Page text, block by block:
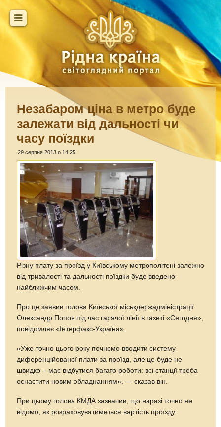
Незабаром ціна в метро буде
залежати від дальності чи
часу поїздки
29 серпня 2013 о 14:25
Різну плату за проїзд у Київському метрополітені залежно
від тривалості та дальності поїздки буде введено
найближчим часом.
Про це заявив голова Київської міськдержадміністрації
Олександр Попов під час гарячої лінії в газеті «Сегодня»,
повідомляє «Інтерфакс-Україна».
«Уже точно цього року почнемо вводити систему
диференційованої плати за проїзд, але це буде не
швидко – має відбутися багато роботи: всі станції треба
оснастити новим обладнанням», — сказав він.
При цьому голова КМДА зазначив, що наразі точно не
відомо, як розраховуватиметься вартість проїзду.